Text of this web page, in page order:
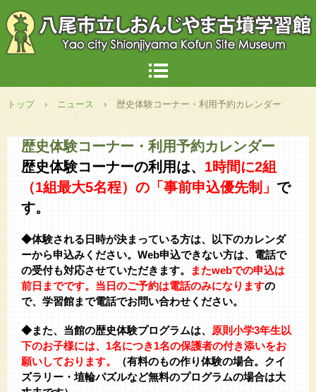
トップ › ニュース › 歴史体験コーナー・利用予約カレンダー
歴史体験コーナー・利用予約カレンダー
歴史体験コーナーの利用は、 1時間に2組
（1組最大5名程）の「事前申込優先制」 で
す。
◆体験される日時が決まっている方は、以下のカレンダ
ーから申込みください。Web申込できない方は、電話で
の受付も対応させていただきます。
またwebでの申込は
前日までです。当日のご予約は電話のみになりますの
で、学習館まで電話でお問い合わせください。
◆また、当館の歴史体験プログラムは、
原則小学3年生以
下のお子様には、1名につき1名の保護者の付き添いをお
願いしております。
（有料のもの作り体験の場合。クイ
ズラリー・埴輪パズルなど無料のプログラムの場合は大